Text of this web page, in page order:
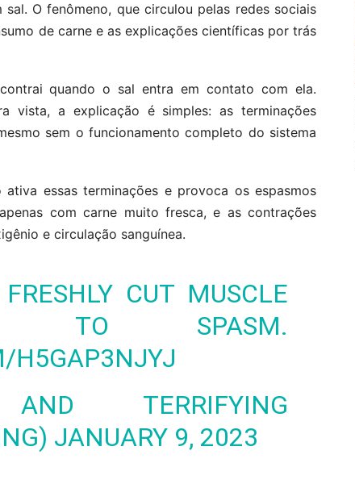
O fenômeno, que circulou pelas redes sociais
de carne e as explicações científicas por trás
quando o sal entra em contato com ela.
vista, a explicação é simples: as terminações
sem o funcionamento completo do sistema
essas terminações e provoca os espasmos
com carne muito fresca, e as contrações
e circulação sanguínea.
CUT MUSCLE
TO SPASM.
H5GAP3NJYJ
TERRIFYING
JANUARY 9, 2023